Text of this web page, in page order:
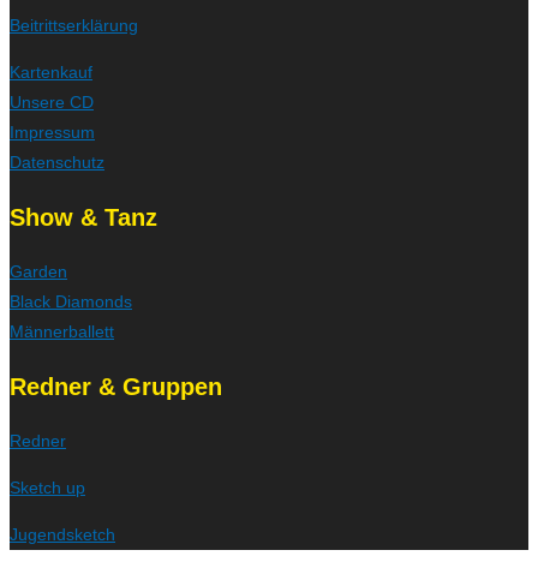
Beitrittserklärung
Kartenkauf
Unsere CD
Impressum
Datenschutz
Show & Tanz
Garden
Black Diamonds
Männerballett
Redner & Gruppen
Redner
Sketch up
Jugendsketch